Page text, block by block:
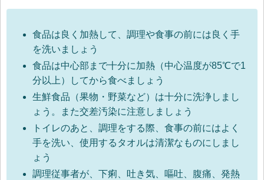
食品は良く加熱して、調理や食事の前には良く手
を洗いましょう
食品は中心部まで十分に加熱（中心温度が85℃で1
分以上）してから食べましょう
生鮮食品（果物・野菜など）は十分に洗浄しまし
ょう。また交差汚染に注意しましょう
トイレのあと、調理をする際、食事の前にはよく
手を洗い、使用するタオルは清潔なものにしまし
ょう
調理従事者が、下痢、吐き気、嘔吐、腹痛、発熱